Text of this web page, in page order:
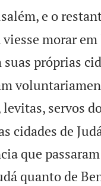
e o
morar em
próprias
servos
cidades de
que
quanto de